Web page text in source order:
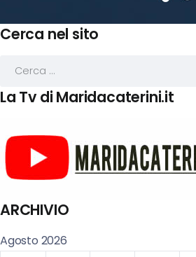
Cerca nel sito
La Tv di Maridacaterini.it
ARCHIVIO
Agosto 2026